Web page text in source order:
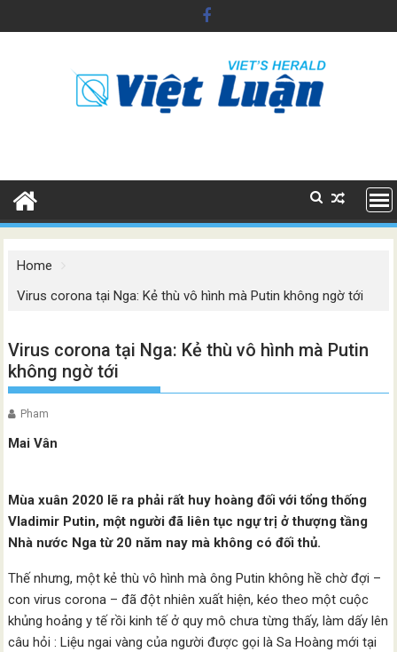
to
Home
Virus corona tại Nga: Kẻ thù vô hình mà Putin không ngờ tới
Virus corona tại Nga: Kẻ thù vô hình mà Putin
không ngờ tới
Pham
Mai Vân
Mùa xuân 2020 lẽ ra phải rất huy hoàng đối với tổng thống
Vladimir Putin, một người đã liên tục ngự trị ở thượng tầng
Nhà nước Nga từ 20 năm nay mà không có đối thủ.
Thế nhưng, một kẻ thù vô hình mà ông Putin không hề chờ đợi –
con virus corona – đã đột nhiên xuất hiện, kéo theo một cuộc
khủng hoảng y tế rồi kinh tế ở quy mô chưa từng thấy, làm dấy lên
câu hỏi : Liệu ngai vàng của người được gọi là Sa Hoàng mới tại